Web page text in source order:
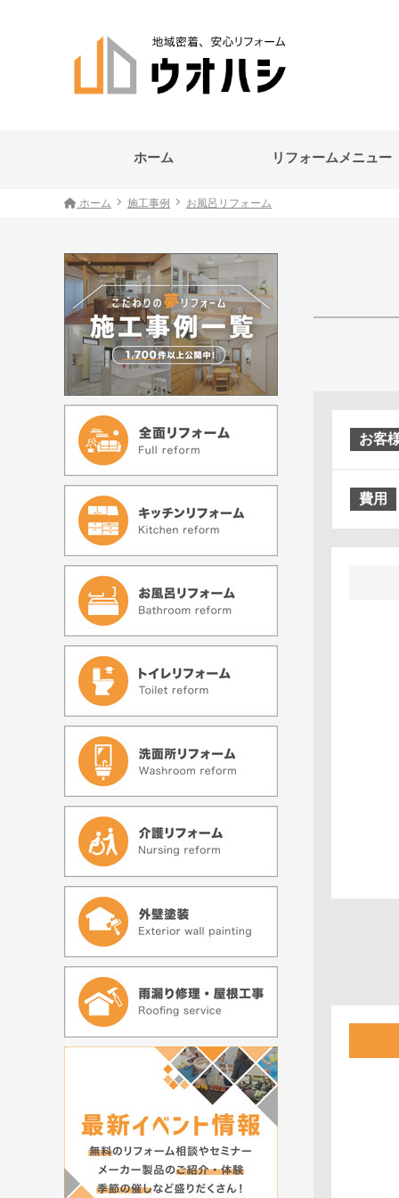
ホーム リフォームメニュー
ホーム 施工事例 お風呂リフォーム
お客
費用